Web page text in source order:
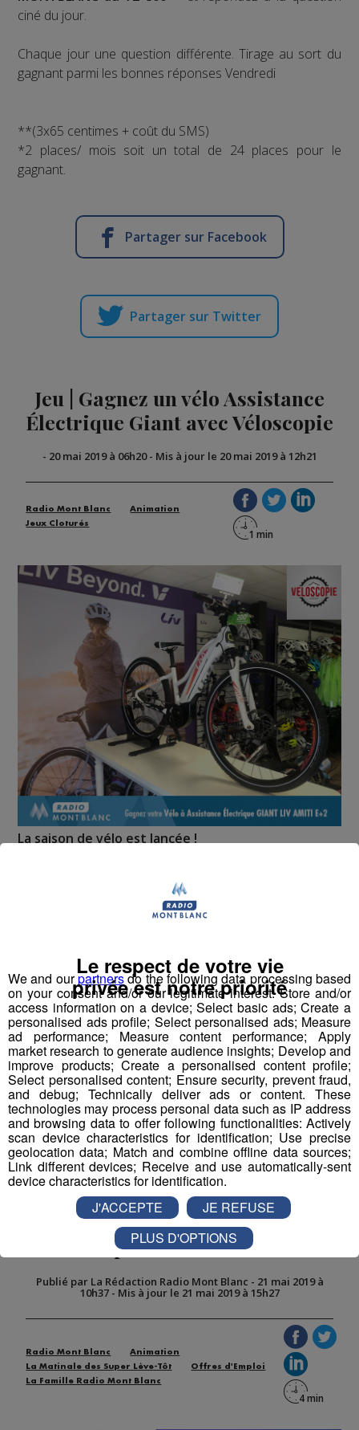
ciné du jour.
Chaque jour une question différente. Tirage au sort du
gagnant parmi les bonnes réponses Vendredi
**(3x65 centimes + coût du SMS)
*2 places/ mois soit un total de 24 places pour le
gagnant.
Partager sur Facebook
Partager sur Twitter
Jeu | Gagnez un vélo Assistance
Électrique Giant avec Véloscopie
- 20 mai 2019 à 06h20- Mis à jour le 20 mai 2019 à 12h21
Radio Mont Blanc
Animation
Jeux Cloturés
La saison de vélo est lancée !
Vélo à Assistance Électrique
Liv Amiti E+2 d'une valeur de2 399€
Facebook
Tirage au sort : Vendredi 24 Mai - 17h !
Partager sur Facebook
Partager sur Twitter
Journée de l'emploi | Focus sur les
emplois saisonniers
Publié par La Rédaction Radio Mont Blanc - 21 mai 2019 à
10h37- Mis à jour le 21 mai 2019 à 15h27
Radio Mont Blanc
Animation
La Matinale des Super Lève-Tôt
Offres d'Emploi
La Famille Radio Mont Blanc
We and ourpartnersdo the following data processing based
on your consent and/or our legitimate interest: Store and/or
access information on a device; Select basic ads; Create a
personalised ads profile; Select personalised ads; Measure
ad performance; Measure content performance; Apply
market research to generate audience insights; Develop and
improve products; Create a personalised content profile;
Select personalised content; Ensure security, prevent fraud,
and debug; Technically deliver ads or content. These
technologies may process personal data such as IP address
and browsing data to offer following functionalities: Actively
scan device characteristics for identification; Use precise
geolocation data; Match and combine offline data sources;
Link different devices; Receive and use automatically-sent
device characteristics for identification.
Le respect de votre vie
privée est notre priorité
J'ACCEPTE
JE REFUSE
PLUS D'OPTIONS